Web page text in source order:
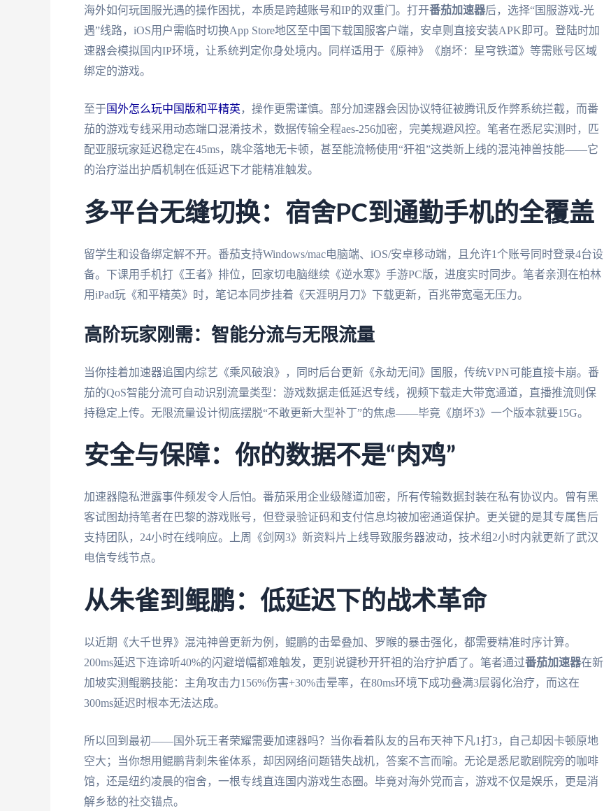
海外如何玩国服光遇的操作困扰，本质是跨越账号和IP的双重门。打开番茄加速器后，选择“国服游戏-光
遇”线路，iOS用户需临时切换App Store地区至中国下载国服客户端，安卓则直接安装APK即可。登陆时加
速器会模拟国内IP环境，让系统判定你身处境内。同样适用于《原神》《崩坏：星穹铁道》等需账号区域
绑定的游戏。
至于 国外怎么玩中国版和平精英，操作更需谨慎。部分加速器会因协议特征被腾讯反作弊系统拦截，而番
茄的游戏专线采用动态端口混淆技术，数据传输全程aes-256加密，完美规避风控。笔者在悉尼实测时，匹
配亚服玩家延迟稳定在45ms，跳伞落地无卡顿，甚至能流畅使用“犴祖”这类新上线的混沌神兽技能——它
的治疗溢出护盾机制在低延迟下才能精准触发。
多平台无缝切换：宿舍PC到通勤手机的全覆盖
留学生和设备绑定解不开。番茄支持Windows/mac电脑端、iOS/安卓移动端，且允许1个账号同时登录4台设
备。下课用手机打《王者》排位，回家切电脑继续《逆水寒》手游PC版，进度实时同步。笔者亲测在柏林
用iPad玩《和平精英》时，笔记本同步挂着《天涯明月刀》下载更新，百兆带宽毫无压力。
高阶玩家刚需：智能分流与无限流量
当你挂着加速器追国内综艺《乘风破浪》，同时后台更新《永劫无间》国服，传统VPN可能直接卡崩。番
茄的QoS智能分流可自动识别流量类型：游戏数据走低延迟专线，视频下载走大带宽通道，直播推流则保
持稳定上传。无限流量设计彻底摆脱“不敢更新大型补丁”的焦虑——毕竟《崩坏3》一个版本就要15G。
安全与保障：你的数据不是“肉鸡”
加速器隐私泄露事件频发令人后怕。番茄采用企业级隧道加密，所有传输数据封装在私有协议内。曾有黑
客试图劫持笔者在巴黎的游戏账号，但登录验证码和支付信息均被加密通道保护。更关键的是其专属售后
支持团队，24小时在线响应。上周《剑网3》新资料片上线导致服务器波动，技术组2小时内就更新了武汉
电信专线节点。
从朱雀到鲲鹏：低延迟下的战术革命
以近期《大千世界》混沌神兽更新为例，鲲鹏的击晕叠加、罗睺的暴击强化，都需要精准时序计算。
200ms延迟下连谛听40%的闪避增幅都难触发，更别说键秒开犴祖的治疗护盾了。笔者通过番茄加速器在新
加坡实测鲲鹏技能：主角攻击力156%伤害+30%击晕率，在80ms环境下成功叠满3层弱化治疗，而这在
300ms延迟时根本无法达成。
所以回到最初——国外玩王者荣耀需要加速器吗？当你看着队友的吕布天神下凡1打3，自己却因卡顿原地
空大；当你想用鲲鹏背刺朱雀体系，却因网络问题错失战机，答案不言而喻。无论是悉尼歌剧院旁的咖啡
馆，还是纽约凌晨的宿舍，一根专线直连国内游戏生态圈。毕竟对海外党而言，游戏不仅是娱乐，更是消
解乡愁的社交锚点。